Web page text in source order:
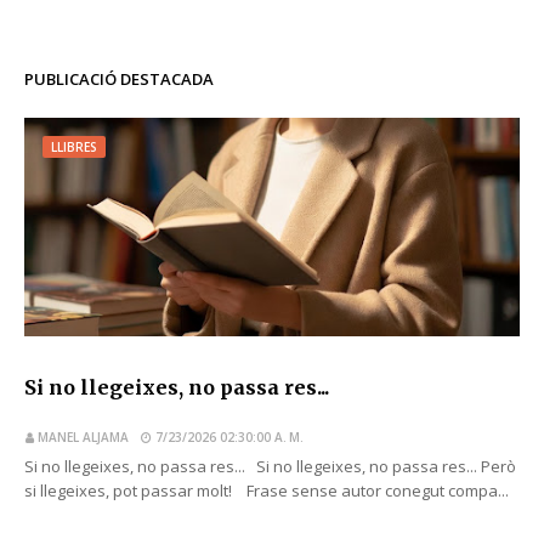
PUBLICACIÓ DESTACADA
LLIBRES
Si no llegeixes, no passa res...
MANEL ALJAMA 7/23/2026 02:30:00 A. M.
Si no llegeixes, no passa res... Si no llegeixes, no passa res... Però
si llegeixes, pot passar molt! Frase sense autor conegut compa...